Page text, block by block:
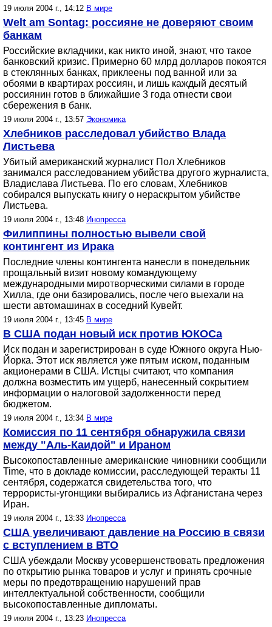
19 июля 2004 г., 14:12 В мире
Welt am Sontag: россияне не доверяют своим
банкам
Российские вкладчики, как никто иной, знают, что такое
банковский кризис. Примерно 60 млрд долларов покоятся
в стеклянных банках, приклеены под ванной или за
обоями в квартирах россиян, и лишь каждый десятый
россиянин готов в ближайшие 3 года отнести свои
сбережения в банк.
19 июля 2004 г., 13:57 Экономика
Хлебников расследовал убийство Влада
Листьева
Убитый американский журналист Пол Хлебников
занимался расследованием убийства другого журналиста,
Владислава Листьева. По его словам, Хлебников
собирался выпускать книгу о нераскрытом убийстве
Листьева.
19 июля 2004 г., 13:48 Инопресса
Филиппины полностью вывели свой
контингент из Ирака
Последние члены контингента нанесли в понедельник
прощальный визит новому командующему
международными миротворческими силами в городе
Хилла, где они базировались, после чего выехали на
шести автомашинах в соседний Кувейт.
19 июля 2004 г., 13:45 В мире
В США подан новый иск против ЮКОСа
Иск подан и зарегистрирован в суде Южного округа Нью-
Йорка. Этот иск является уже пятым иском, поданным
акционерами в США. Истцы считают, что компания
должна возместить им ущерб, нанесенный сокрытием
информации о налоговой задолженности перед
бюджетом.
19 июля 2004 г., 13:34 В мире
Комиссия по 11 сентября обнаружила связи
между "Аль-Каидой" и Ираном
Высокопоставленные американские чиновники сообщили
Time, что в докладе комиссии, расследующей теракты 11
сентября, содержатся свидетельства того, что
террористы-угонщики выбирались из Афганистана через
Иран.
19 июля 2004 г., 13:33 Инопресса
США увеличивают давление на Россию в связи
с вступлением в ВТО
США убеждали Москву усовершенствовать предложения
по открытию рынка товаров и услуг и принять срочные
меры по предотвращению нарушений прав
интеллектуальной собственности, сообщили
высокопоставленные дипломаты.
19 июля 2004 г., 13:23 Инопресса